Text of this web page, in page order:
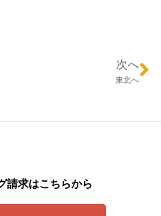
次へ
東北へ
請求はこちらから